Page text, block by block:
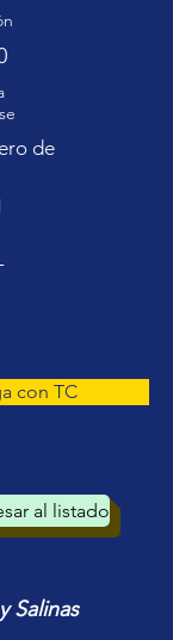
de
con TC
al listado
Salinas